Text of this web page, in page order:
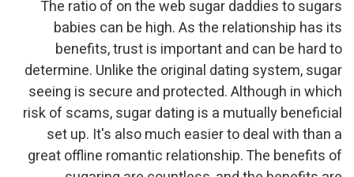
The ratio of on the web sugar daddies to sugars
babies can be high. As the relationship has its
benefits, trust is important and can be hard to
determine. Unlike the original dating system, sugar
seeing is secure and protected. Although in which
risk of scams, sugar dating is a mutually beneficial
set up. It's also much easier to deal with than a
great offline romantic relationship. The benefits of